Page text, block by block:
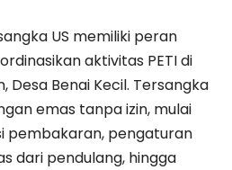
US memiliki peran
aktivitas PETI di
Desa Benai Kecil. Tersangka
emas tanpa izin, mulai
pembakaran, pengaturan
dari pendulang, hingga